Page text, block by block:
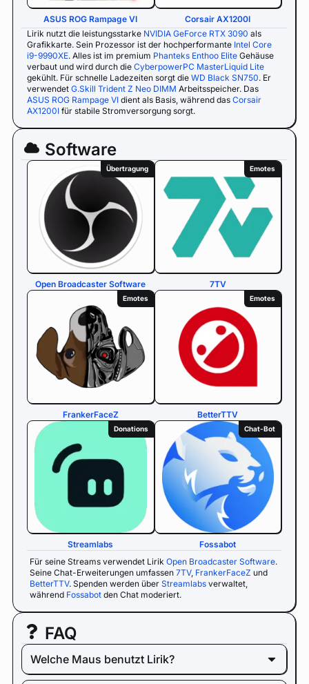
ASUS ROG Rampage VI
Corsair AX1200I
Lirik nutzt die leistungsstarke NVIDIA GeForce RTX 3090 als
Grafikkarte. Sein Prozessor ist der hochperformante Intel Core
i9-9990XE. Alles ist im premium Phanteks Enthoo Elite Gehäuse
verbaut und wird durch die CyberpowerPC MasterLiquid Lite
gekühlt. Für schnelle Ladezeiten sorgt die WD Black SN750. Er
verwendet G.Skill Trident Z Neo DIMM Arbeitsspeicher. Das
ASUS ROG Rampage VI dient als Basis, während das Corsair
AX1200I für stabile Stromversorgung sorgt.
Software
Für seine Streams verwendet Lirik Open Broadcaster Software.
Seine Chat-Erweiterungen umfassen 7TV, FrankerFaceZ und
BetterTTV. Spenden werden über Streamlabs verwaltet,
während Fossabot den Chat moderiert.
Übertragung
Open Broadcaster Software
Emotes
7TV
Emotes
FrankerFaceZ
Emotes
BetterTTV
Donations
Streamlabs
Chat-Bot
Fossabot
FAQ
Welche Maus benutzt Lirik?